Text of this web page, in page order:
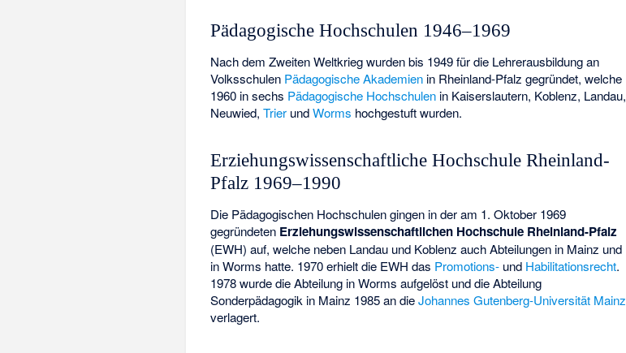
Pädagogische Hochschulen 1946–1969
Nach dem Zweiten Weltkrieg wurden bis 1949 für die Lehrerausbildung an
Volksschulen Pädagogische Akademien in Rheinland-Pfalz gegründet, welche
1960 in sechs Pädagogische Hochschulen in Kaiserslautern, Koblenz, Landau,
Neuwied,Trier undWorms hochgestuft wurden.
Erziehungswissenschaftliche Hochschule Rheinland-
Pfalz 1969–1990
Die Pädagogischen Hochschulen gingen in der am 1. Oktober 1969
gegründeten Erziehungswissenschaftlichen Hochschule Rheinland-Pfalz
(EWH) auf, welche neben Landau und Koblenz auch Abteilungen in Mainz und
in Worms hatte. 1970 erhielt die EWH das Promotions- und Habilitationsrecht.
1978 wurde die Abteilung in Worms aufgelöst und die Abteilung
Sonderpädagogik in Mainz 1985 an dieJohannes Gutenberg-Universität Mainz
verlagert.